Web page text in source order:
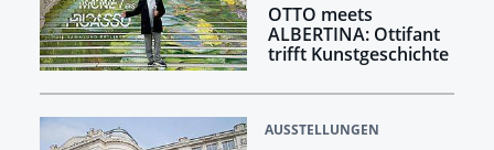
OTTO meets
ALBERTINA: Ottifant
trifft Kunstgeschichte
AUSSTELLUNGEN